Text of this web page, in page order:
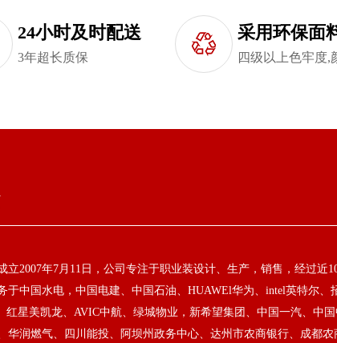
24小时及时配送
3年超长质保
采用环保面
四级以上色牢度,
立2007年7月11日，公司专注于职业装设计、生产，销售，经过近
于中国水电，中国电建、中国石油、HUAWEl华为、intel英特尔、
红星美凯龙、AVIC中航、绿城物业，新希望集团、中国一汽、中
华润燃气、四川能投、阿坝州政务中心、达州市农商银行、成都农